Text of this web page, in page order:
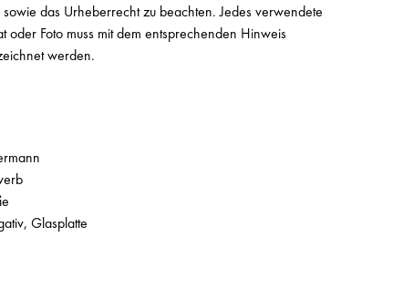
sowie das Urheberrecht zu beachten. Jedes verwendete
oder Foto muss mit dem entsprechenden Hinweis
werden.
Glasplatte